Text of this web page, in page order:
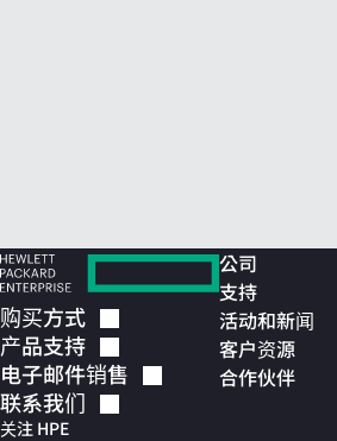
购买方式
产品支持
电子邮件销售
联系我们
关注 HPE
公司
支持
活动和新闻
客户资源
合作伙伴